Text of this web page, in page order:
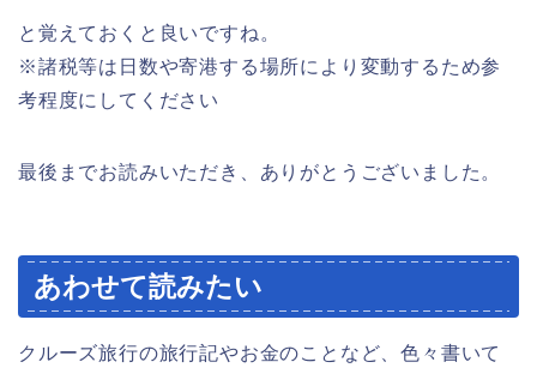
と覚えておくと良いですね。
※諸税等は日数や寄港する場所により変動するため参
考程度にしてください
最後までお読みいただき、ありがとうございました。
あわせて読みたい
クルーズ旅行の旅行記やお金のことなど、色々書いて